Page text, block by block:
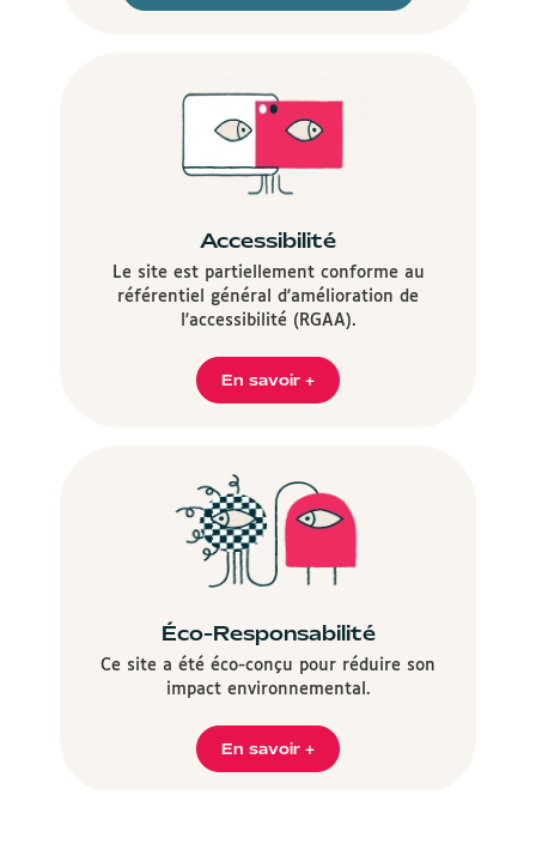
Accessibilité
Le site est partiellement conforme au
référentiel général d'amélioration de
l'accessibilité (RGAA).
En savoir +
Éco-Responsabilité
Ce site a été éco-conçu pour réduire son
impact environnemental.
En savoir +